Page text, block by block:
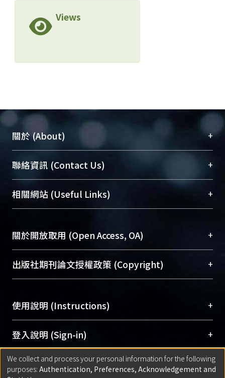
Views
關於 (About) +
臺大位居世界頂尖大學之列，為永久珍藏及向國際
展現本校豐碩的研究成果及學術能量，圖書館整合
機構典藏（NTUR）與學術庫（AH）不同功能平
台，成為臺大學術典藏NTU scholars。期能整合研
成果。
To permanently archive and promote researcher
profiles and scholarly works, Library integrates the
services of “NTU Repository” with “Academic
聯絡資訊 (Contact Us) +
總館學科館員(Main Library)
醫學圖書館學科館員(Medical Library)
Sciences Library)
相關網站 (Useful Links) +
關於開放取用 (Open Access, OA) +
開放取用是從使用者角度提升資訊取用性的社會運
動，應用在學術研究上是透過將研究著作公開供使
用逐年攀升。同時可加速研究發展、提升研究影響
Archive）平台。 （點選深入了解OA）
出版社期刊論文授權政策 (Copyright) +
含部分內容的版權非匯入者所有，或由第三方贊
助與合作完成，請確認該版權所有者及第三方同
意提供此授權。
Please represent that the submission is your
original work, and that you have the right to
grant the rights to upload.
使用說明 (Instructions) +
網站簡介(Quickstart Guide)
使用手冊(Instruction Manual)
線上預約服務(Booking Service)
登入說明 (Sign-in) +
方案一：臺灣大學計算機中心帳號登入
匯入著作 (Submission) +
We collect and process your personal information for the following
purposes: Authentication, Preferences, Acknowledgement and